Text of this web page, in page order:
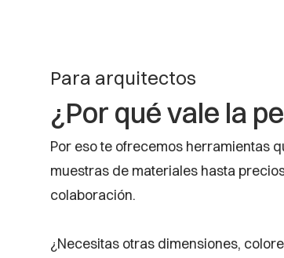
Para arquitectos
¿Por qué vale la
Por eso te ofrecemos herramientas
muestras de materiales hasta
colaboración.
¿Necesitas otras dimensiones,